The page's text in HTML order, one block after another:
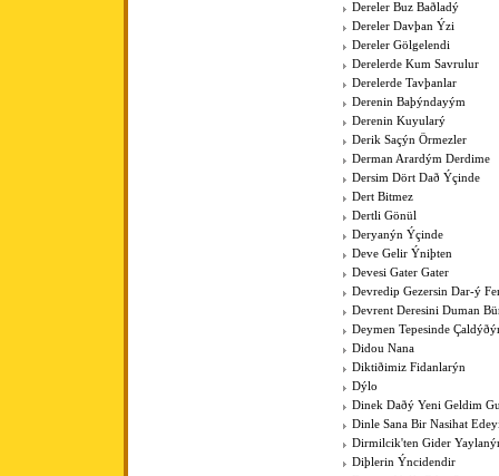
Dereler Buz Baðladý
Dereler Davþan Ýzi
Dereler Gölgelendi
Derelerde Kum Savrulur
Derelerde Tavþanlar
Derenin Baþýndayým
Derenin Kuyularý
Derik Saçýn Örmezler
Derman Arardým Derdime
Dersim Dört Dað Ýçinde
Dert Bitmez
Dertli Gönül
Deryanýn Ýçinde
Deve Gelir Ýniþten
Devesi Gater Gater
Devredip Gezersin Dar-ý
Devrent Deresini Duman
Deymen Tepesinde
Didou Nana
Diktiðimiz Fidanlarýn
Dýlo
Dinek Daðý Yeni Geldim
Dinle Sana Bir Nasihat
Dirmilcik'ten Gider
Diþlerin Ýncidendir